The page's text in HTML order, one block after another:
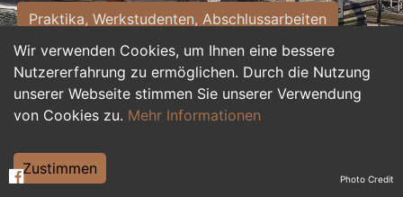
Wir verwenden Cookies, um Ihnen eine bessere
Nutzererfahrung zu ermöglichen. Durch die Nutzung
unserer Webseite stimmen Sie unserer Verwendung
von Cookies zu. Mehr Informationen
Zustimmen
Praktika, Werkstudenten, Abschlussarbeiten
Personalwesen Assistenz, Sekretariat
Hilfskräfte, Aushilfs- und Nebenjobs
Weiterbildung, Studium, duale Ausbildung Photo Credit